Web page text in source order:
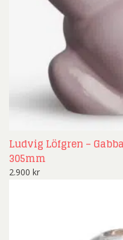
Ludvig Löfgren –
305mm
2.900 kr